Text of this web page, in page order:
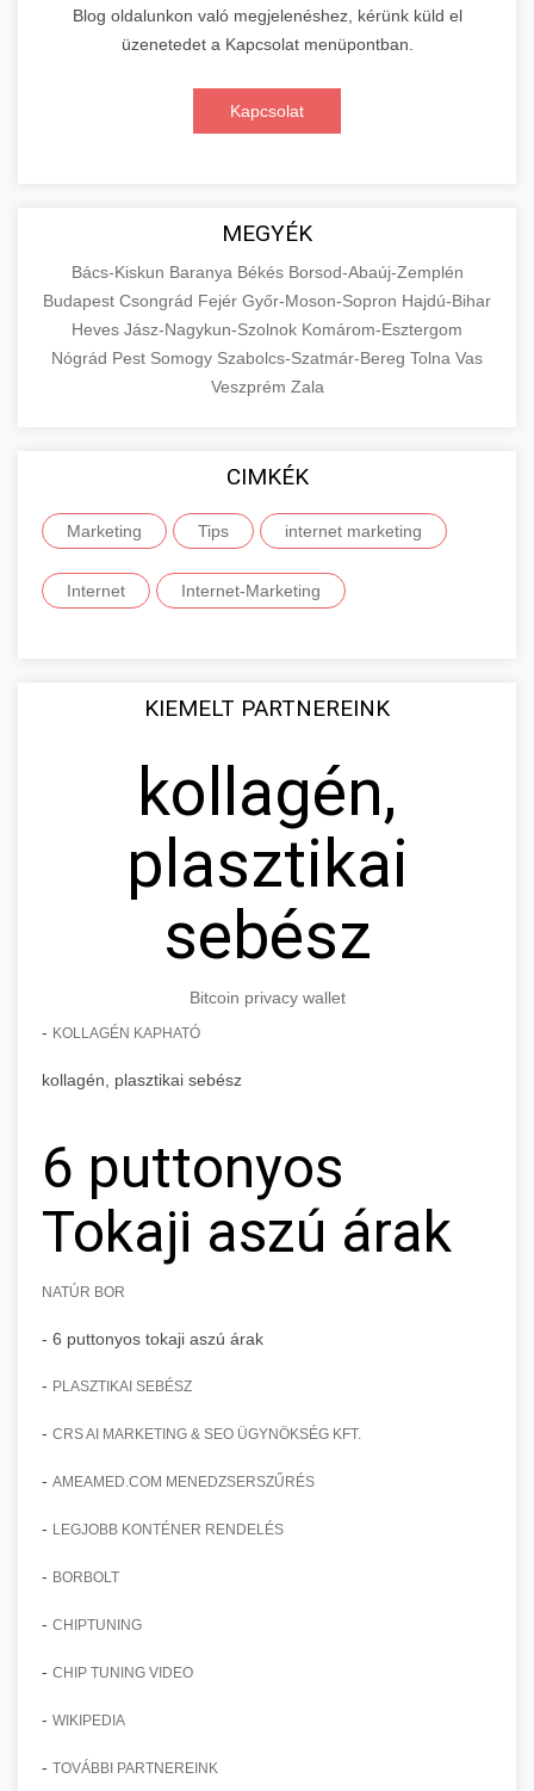
Blog oldalunkon való megjelenéshez, kérünk küld el
üzenetedet a Kapcsolat menüpontban.
Kapcsolat
MEGYÉK
Bács-Kiskun Baranya Békés Borsod-Abaúj-Zemplén
Budapest Csongrád Fejér Győr-Moson-Sopron Hajdú-Bihar
Heves Jász-Nagykun-Szolnok Komárom-Esztergom
Nógrád Pest Somogy Szabolcs-Szatmár-Bereg Tolna Vas
Veszprém Zala
CIMKÉK
Marketing Tips internet marketing
Internet Internet-Marketing
KIEMELT PARTNEREINK
kollagén,
plasztikai
sebész
Bitcoin privacy wallet
- KOLLAGÉN KAPHATÓ
kollagén, plasztikai sebész
6 puttonyos
Tokaji aszú árak
NATÚR BOR
- 6 puttonyos tokaji aszú árak
- PLASZTIKAI SEBÉSZ
- CRS AI MARKETING & SEO ÜGYNÖKSÉG KFT.
- AMEAMED.COM MENEDZSERSZŰRÉS
- LEGJOBB KONTÉNER RENDELÉS
- BORBOLT
- CHIPTUNING
- CHIP TUNING VIDEO
- WIKIPEDIA
- TOVÁBBI PARTNEREINK